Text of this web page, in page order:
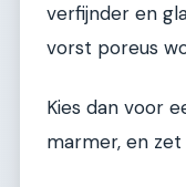
verfijnder en
vorst poreus
Kies dan voor
marmer, en